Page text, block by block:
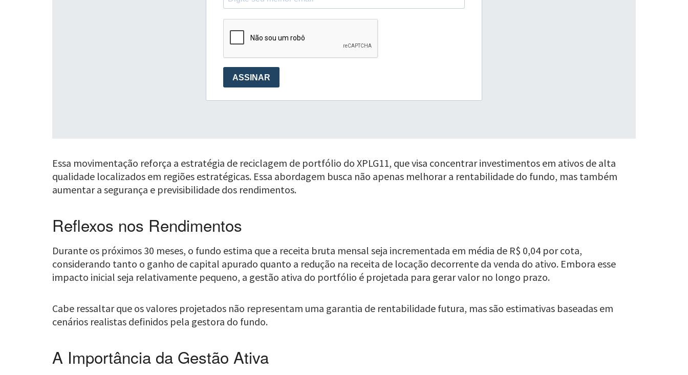
Essa movimentação reforça a estratégia de reciclagem de portfólio do XPLG11, que visa concentrar investimentos em ativos de alta
qualidade localizados em regiões estratégicas. Essa abordagem busca não apenas melhorar a rentabilidade do fundo, mas também
aumentar a segurança e previsibilidade dos rendimentos.
Reflexos nos Rendimentos
Durante os próximos 30 meses, o fundo estima que a receita bruta mensal seja incrementada em média de R$ 0,04 por cota,
considerando tanto o ganho de capital apurado quanto a redução na receita de locação decorrente da venda do ativo. Embora esse
impacto inicial seja relativamente pequeno, a gestão ativa do portfólio é projetada para gerar valor no longo prazo.
Cabe ressaltar que os valores projetados não representam uma garantia de rentabilidade futura, mas são estimativas baseadas em
cenários realistas definidos pela gestora do fundo.
A Importância da Gestão Ativa